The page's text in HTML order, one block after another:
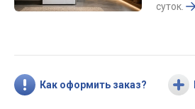
суток.
Как оформить заказ?